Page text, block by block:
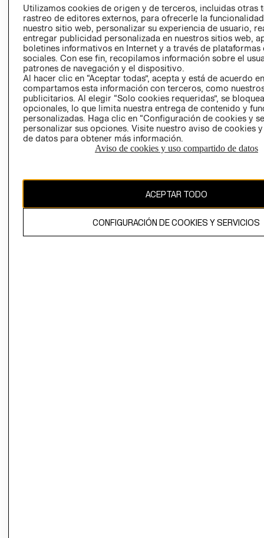
RELACIÓN CON
INVERSIONISTAS
POLÍTICA
EMPRESARIAL
- RETIRO EN
TIENDA
TÉRMINOS Y
CONDICIONES
AVISO DE
PRIVACIDAD
GIFT CARD
AVISO DE
COOKIES
Utilizamos cookies de origen y de terceros, incluidas otras
rastreo de editores externos, para ofrecerle la
nuestro sitio web, personalizar su experiencia de usuario,
entregar publicidad personalizada en nuestros sitios web,
boletines informativos en Internet y a través de plataformas
sociales. Con ese fin, recopilamos información sobre el
patrones de navegación y el dispositivo.
Al hacer clic en “Aceptar todas”, acepta y está de acuerdo
compartamos esta información con terceros, como
publicitarios. Al elegir “Solo cookies requeridas”, se
opcionales, lo que limita nuestra entrega de contenido y
personalizadas. Haga clic en “Configuración de cookies y
personalizar sus opciones. Visite nuestro aviso de cookies
de datos para obtener más información.
Aviso de cookies y uso compartido de datos
ACEPTAR TODO
CONFIGURACIÓN DE COOKIES Y SERVICIOS